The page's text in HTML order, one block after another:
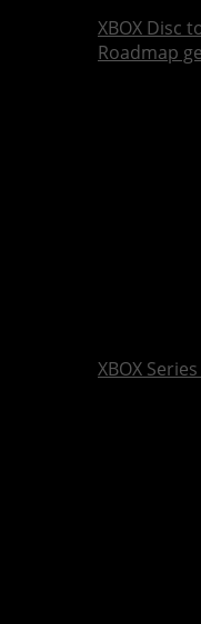
XBOX Disc
Roadmap
XBOX